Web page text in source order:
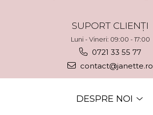
SUPORT CLIENȚI
Luni - Vineri: 09:00 - 17:00
0721 33 55 77
contact@janette.ro
DESPRE NOI